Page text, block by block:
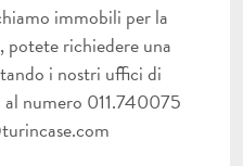
immobili per la
potete richiedere una
i nostri uffici di
numero 011.740075